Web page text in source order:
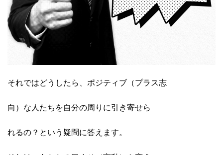
それではどうしたら、ポジティブ（プラス志
向）な人たちを自分の周りに引き寄せら
れるの？という疑問に答えます。